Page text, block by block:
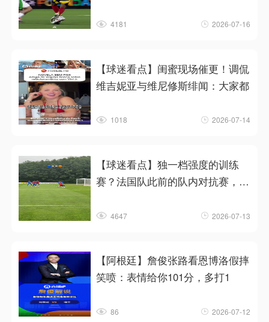
4181 2026-07-16
【球迷看点】闺蜜现场催更！调侃
维吉妮亚与维尼修斯绯闻：大家都
1018 2026-07-14
【球迷看点】独一档强度的训练
赛？法国队此前的队内对抗赛，恐
4647 2026-07-13
【阿根廷】詹俊张路看恩博洛假摔
笑喷：表情给你101分，多打1
86 2026-07-12